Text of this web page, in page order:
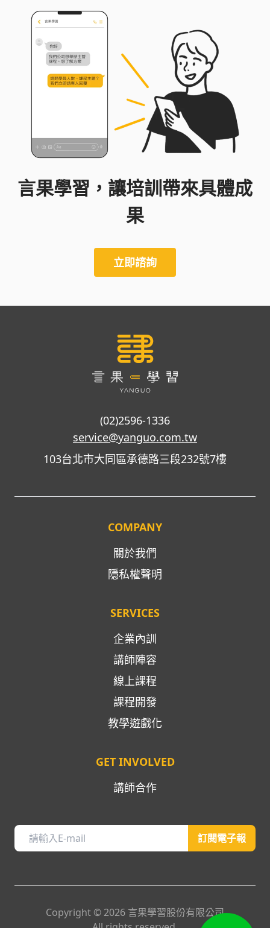
言果學習，讓培訓帶來具體成
果
立即諮詢
(02)2596-1336
service@yanguo.com.tw
103台北市大同區承德路三段232號7樓
COMPANY
關於我們
隱私權聲明
SERVICES
企業內訓
講師陣容
線上課程
課程開發
教學遊戲化
GET INVOLVED
講師合作
訂閱電子報
Copyright © 2026 言果學習股份有限公司